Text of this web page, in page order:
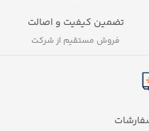
تضمین کیفیت و اصالت
فروش مستقیم از شرکت